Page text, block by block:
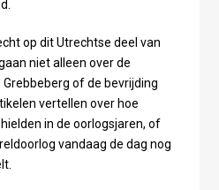
op dit Utrechtse deel van
niet alleen over de
of de bevrijding
vertellen over hoe
in de oorlogsjaren, of
vandaag de dag nog